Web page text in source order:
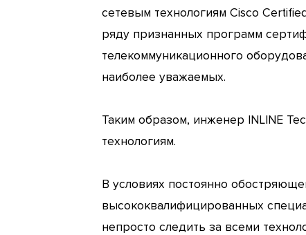
сетевым технологиям Cisco
ряду признанных программ
телекоммуникационного
наиболее уважаемых.
Таким образом, инженер INLINE
технологиям.
В условиях постоянно
высококвалифицированных
непросто следить за всеми